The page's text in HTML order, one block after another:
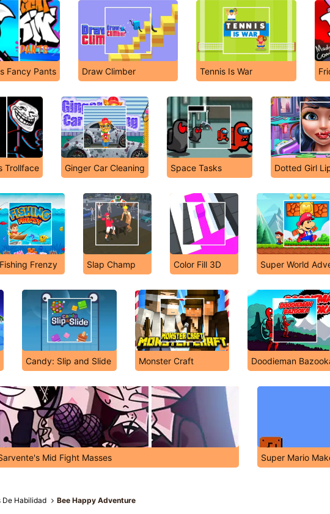
Fancy Pants Draw Climber Tennis Is War
Trollface Ginger Car Cleaning Space Tasks Dotted Girl
Fishing Frenzy Slap Champ Color Fill 3D Super World
Candy: Slip and Slide Monster Craft Doodieman
Mid Fight Masses Super Mario
De Habilidad Bee Happy Adventure